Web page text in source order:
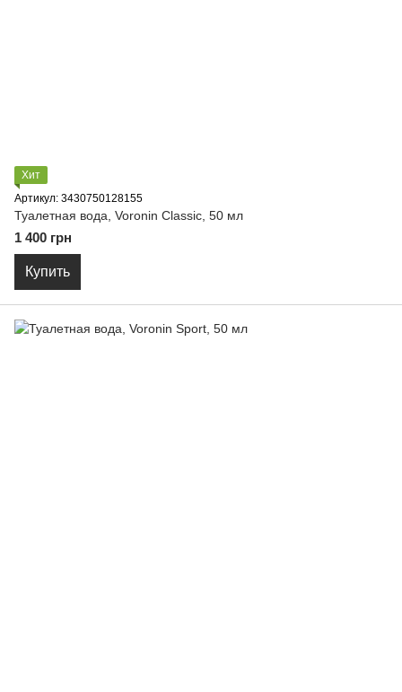
Хит
Артикул: 3430750128155
Туалетная вода, Voronin Classic, 50 мл
1 400 грн
Купить